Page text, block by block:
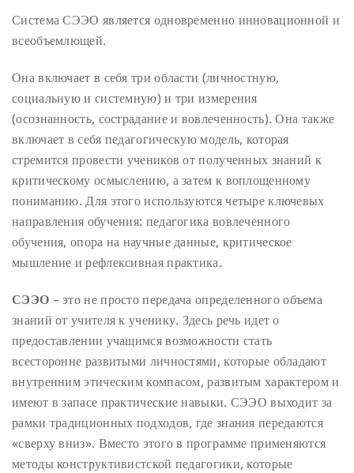
Система СЭЭО является одновременно инновационной и
всеобъемлющей.
Она включает в себя три области (личностную,
социальную и системную) и три измерения
(осознанность, сострадание и вовлеченность). Она также
включает в себя педагогическую модель, которая
стремится провести учеников от полученных знаний к
критическому осмыслению, а затем к воплощенному
пониманию. Для этого используются четыре ключевых
направления обучения: педагогика вовлеченного
обучения, опора на научные данные, критическое
мышление и рефлексивная практика.
СЭЭО – это не просто передача определенного объема
знаний от учителя к ученику. Здесь речь идет о
предоставлении учащимся возможности стать
всесторонне развитыми личностями, которые обладают
внутренним этическим компасом, развитым характером и
имеют в запасе практические навыки. СЭЭО выходит за
рамки традиционных подходов, где знания передаются
«сверху вниз». Вместо этого в программе применяются
методы конструктивистской педагогики, которые